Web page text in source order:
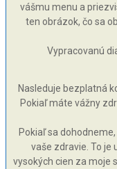
vášmu menu a
ten obrázok, čo sa
Vypracovanú
Nasleduje bezplatná
Pokiaľ máte vážny
Pokiaľ sa
vaše zdravie. To je
vysokých cien za moje